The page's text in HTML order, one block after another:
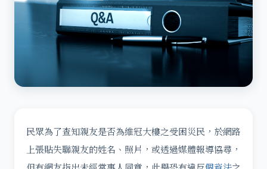
民眾為了查知親友是否為維冠大樓之受困災民，於網路
上張貼失聯親友的姓名、照片，或透過媒體報導協尋，